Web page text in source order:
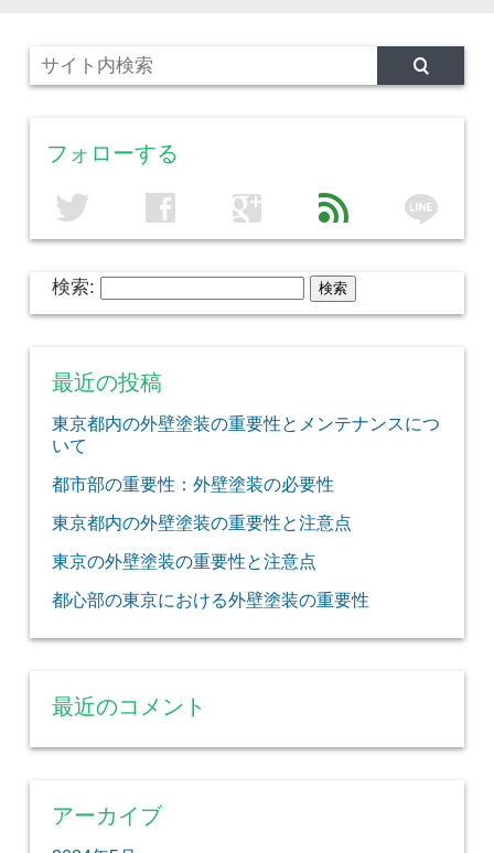
フォローする
twitter facebook google feed line
検索:
最近の投稿
東京都内の外壁塗装の重要性とメンテナンスにつ
いて
都市部の重要性：外壁塗装の必要性
東京都内の外壁塗装の重要性と注意点
東京の外壁塗装の重要性と注意点
都心部の東京における外壁塗装の重要性
最近のコメント
アーカイブ